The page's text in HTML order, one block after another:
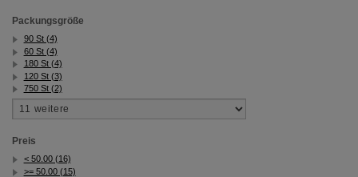
Packungsgröße
90 St (4)
60 St (4)
180 St (4)
120 St (3)
750 St (2)
Preis
< 50.00 (16)
>= 50.00 (15)